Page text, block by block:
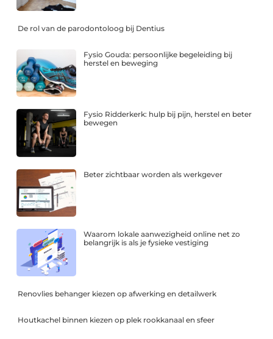
De rol van de parodontoloog bij Dentius
Fysio Gouda: persoonlijke begeleiding bij
herstel en beweging
Fysio Ridderkerk: hulp bij pijn, herstel en beter
bewegen
Beter zichtbaar worden als werkgever
Waarom lokale aanwezigheid online net zo
belangrijk is als je fysieke vestiging
Renovlies behanger kiezen op afwerking en detailwerk
Houtkachel binnen kiezen op plek rookkanaal en sfeer